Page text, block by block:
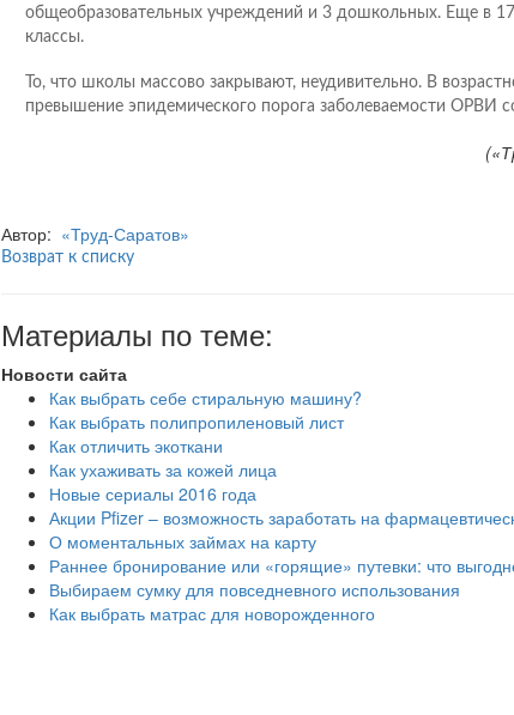
общеобразовательных учреждений и 3 дошкольных. Еще в
классы.
То, что школы массово закрывают, неудивительно. В
превышение эпидемического порога заболеваемости ОРВИ
Автор: «Труд-Саратов»
Возврат к списку
Материалы по теме:
Новости сайта
Как выбрать себе стиральную машину?
Как выбрать полипропиленовый лист
Как отличить экоткани
Как ухаживать за кожей лица
Новые сериалы 2016 года
Акции Pfizer – возможность заработать на
О моментальных займах на карту
Раннее бронирование или «горящие» путевки: что
Выбираем сумку для повседневного использования
Как выбрать матрас для новорожденного